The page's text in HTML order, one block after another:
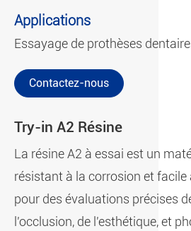
Applications
Essayage de prothèses
Contactez-nous
Try-in A2 Résine
La résine A2 à essai est un
résistant à la corrosion et facile
pour des évaluations précises
l'occlusion, de l'esthétique, et